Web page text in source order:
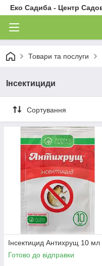
Еко Садиба - Центр
Товари та послуги
Інсектициди
Сортування
Інсектицид Антихрущ 10 мл
Готово до відправки